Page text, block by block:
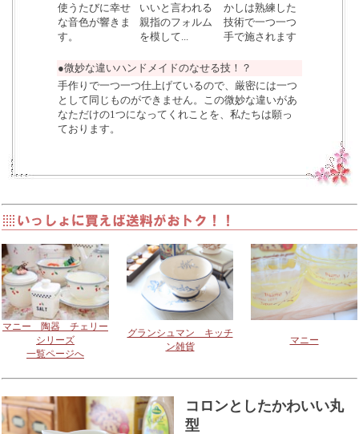
使うたびに幸せ
な音色が響きま
す。
いいと言われる
親指のフォルム
を模して...
かしは熟練した
技術で一つ一つ
手で施されます
●微妙な違いハンドメイドのなせる技！？
手作りで一つ一つ仕上げているので、厳密には一つ
として同じものができません。この微妙な違いがあ
なただけの1つになってくれことを、私たちは願っ
ております。
マニー 陶器 チェリー
シリーズ
一覧ページへ
グランシュマン キッチ
ン雑貨
マニー
コロンとしたかわいい丸
型